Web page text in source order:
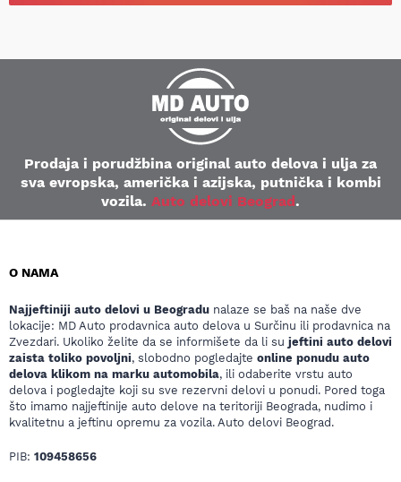
Prodaja i porudžbina original auto delova i ulja za
sva evropska, američka i azijska, putnička i kombi
vozila. Auto delovi Beograd.
O NAMA
Najjeftiniji auto delovi u Beogradu nalaze se baš na naše dve
lokacije: MD Auto prodavnica auto delova u Surčinu ili prodavnica na
Zvezdari. Ukoliko želite da se informišete da li su jeftini auto delovi
zaista toliko povoljni, slobodno pogledajte online ponudu auto
delova klikom na marku automobila, ili odaberite vrstu auto
delova i pogledajte koji su sve rezervni delovi u ponudi. Pored toga
što imamo najjeftinije auto delove na teritoriji Beograda, nudimo i
kvalitetnu a jeftinu opremu za vozila. Auto delovi Beograd.
PIB: 109458656